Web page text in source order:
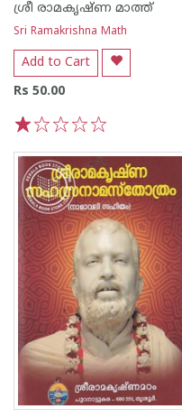
ശ്രീ രാമകൃഷ്ണ മാത്ത്
Sri Ramakrishna Math
Add to Cart
Rs 50.00